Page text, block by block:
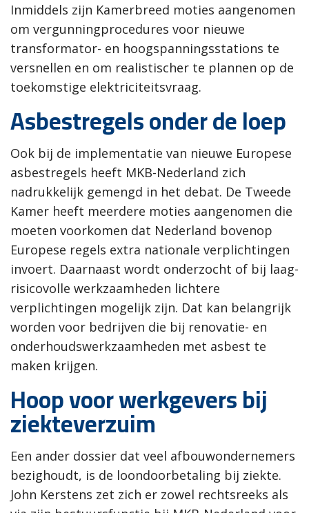
Inmiddels zijn Kamerbreed moties aangenomen
om vergunningprocedures voor nieuwe
transformator- en hoogspanningsstations te
versnellen en om realistischer te plannen op de
toekomstige elektriciteitsvraag.
Asbestregels onder de loep
Ook bij de implementatie van nieuwe Europese
asbestregels heeft MKB-Nederland zich
nadrukkelijk gemengd in het debat. De Tweede
Kamer heeft meerdere moties aangenomen die
moeten voorkomen dat Nederland bovenop
Europese regels extra nationale verplichtingen
invoert. Daarnaast wordt onderzocht of bij laag-
risicovolle werkzaamheden lichtere
verplichtingen mogelijk zijn. Dat kan belangrijk
worden voor bedrijven die bij renovatie- en
onderhoudswerkzaamheden met asbest te
maken krijgen.
Hoop voor werkgevers bij
ziekteverzuim
Een ander dossier dat veel afbouwondernemers
bezighoudt, is de loondoorbetaling bij ziekte.
John Kerstens zet zich er zowel rechtsreeks als